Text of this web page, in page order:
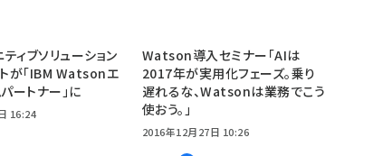
ティブソリューション
が「IBM Watsonエ
ートナー」に
16:24
Watson導入セミナー「AIは
2017年が実用化フェーズ。乗り
遅れるな、Watsonは業務でこう
使おう。」
2016年12月27日 10:26